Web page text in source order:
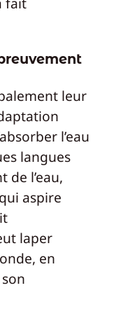
leur
l’eau
langues
l’eau,
aspire
laper
en